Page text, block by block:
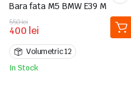
Bara fata M5 BMW E39 M
550lei
Prețul
inițial
a
fost:
550 lei.
400 lei
Prețul
curent
este:
400 lei.Volumetric 12
In Stock